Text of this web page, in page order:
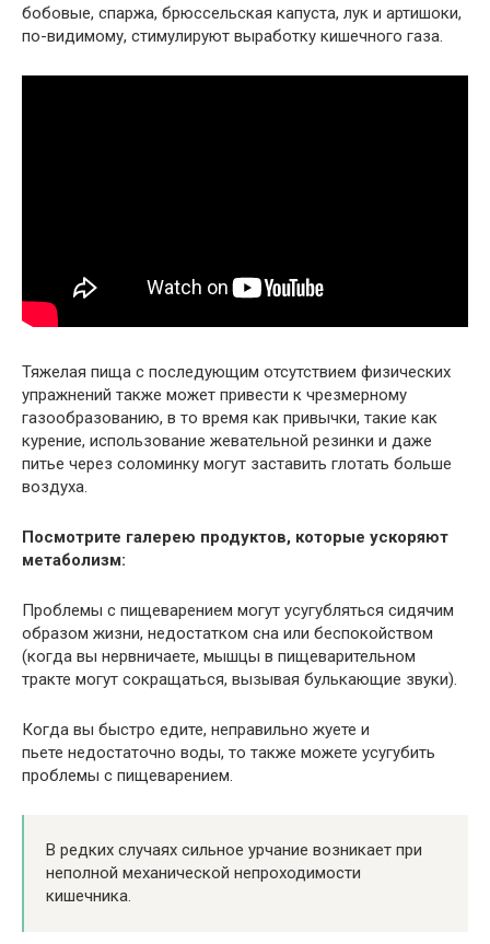
бобовые, спаржа, брюссельская капуста, лук и артишоки,
по-видимому, стимулируют выработку кишечного газа.
Тяжелая пища с последующим отсутствием физических
упражнений также может привести к чрезмерному
газообразованию, в то время как привычки, такие как
курение, использование жевательной резинки и даже
питье через соломинку могут заставить глотать больше
воздуха.
Посмотрите галерею продуктов, которые ускоряют
метаболизм:
Проблемы с пищеварением могут усугубляться сидячим
образом жизни, недостатком сна или беспокойством
(когда вы нервничаете, мышцы в пищеварительном
тракте могут сокращаться, вызывая булькающие звуки).
Когда вы быстро едите, неправильно жуете и
пьете недостаточно воды, то также можете усугубить
проблемы с пищеварением.
В редких случаях сильное урчание возникает при
неполной механической непроходимости
кишечника.